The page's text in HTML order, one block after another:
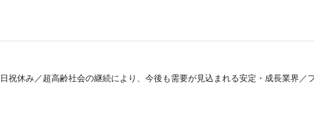
祝休み／超高齢社会の継続により、今後も需要が見込まれる安定・成長業界／